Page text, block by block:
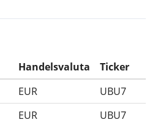
Handelsvaluta
Ticker
EUR
UBU7
EUR UBU7